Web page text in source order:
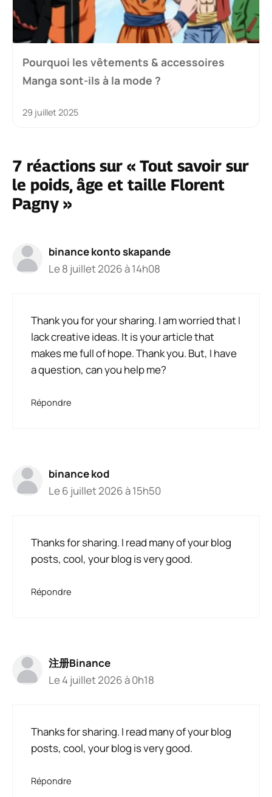
Pourquoi les vêtements & accessoires
Manga sont-ils à la mode ?
29 juillet 2025
7 réactions sur « Tout savoir sur
le poids, âge et taille Florent
Pagny »
binance konto skapande
Le 8 juillet 2026 à 14h08
Thank you for your sharing. I am worried that I
lack creative ideas. It is your article that
makes me full of hope. Thank you. But, I have
a question, can you help me?
Répondre
binance kod
Le 6 juillet 2026 à 15h50
Thanks for sharing. I read many of your blog
posts, cool, your blog is very good.
Répondre
注册Binance
Le 4 juillet 2026 à 0h18
Thanks for sharing. I read many of your blog
posts, cool, your blog is very good.
Répondre